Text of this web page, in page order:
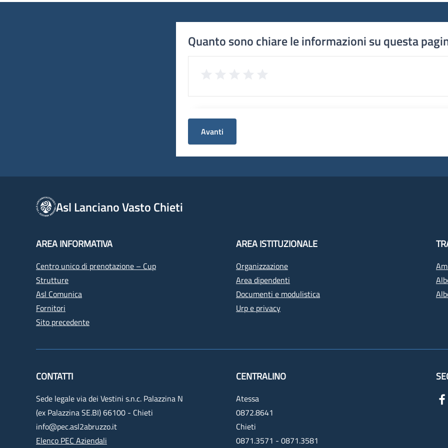
Quanto sono chiare le informazioni su questa
Avanti
Asl Lanciano Vasto Chieti
AREA INFORMATIVA
Centro unico di prenotazione – Cup
Strutture
Asl Comunica
Fornitori
Sito precedente
AREA ISTITUZIONALE
Organizzazione
Area dipendenti
Documenti e modulistica
Urp e privacy
CONTATTI
Sede legale via dei Vestini s.n.c. Palazzina N
(ex Palazzina SE.BI) 66100 - Chieti
info@pec.asl2abruzzo.it
Elenco PEC Aziendali
CENTRALINO
Atessa
0872.8641
Chieti
0871.3571 - 0871.3581